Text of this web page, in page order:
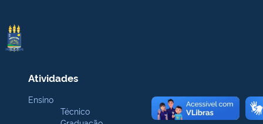
Atividades
Ensino
Técnico